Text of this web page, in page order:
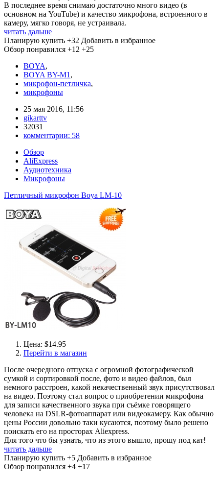
В последнее время снимаю достаточно много видео (в
основном на YouTube) и качество микрофона, встроенного в
камеру, мягко говоря, не устраивала.
читать дальше
Планирую купить +32 Добавить в избранное
Обзор понравился +12 +25
BOYA,
BOYA BY-M1 ,
микрофон-петличка,
микрофоны
25 мая 2016, 11:56
gikarttv
32031
комментарии: 58
Обзор
AliExpress
Аудиотехника
Микрофоны
Петличный микрофон Boya LM-10
Цена: $14.95
Перейти в магазин
После очередного отпуска с огромной фотографической
сумкой и сортировкой после, фото и видео файлов, был
немного расстроен, какой некачественный звук присутствовал
на видео. Поэтому стал вопрос о приобретении микрофона
для записи качественного звука при съёмке говорящего
человека на DSLR-фотоаппарат или видеокамеру. Как обычно
цены России довольно таки кусаются, поэтому было решено
поискать его на просторах Aliexpress.
Для того что бы узнать, что из этого вышло, прошу под кат!
читать дальше
Планирую купить +5 Добавить в избранное
Обзор понравился +4 +17